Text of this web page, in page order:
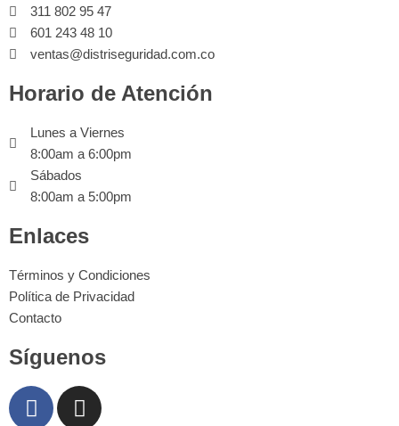
311 802 95 47
601 243 48 10
ventas@distriseguridad.com.co
Horario de Atención
Lunes a Viernes
8:00am a 6:00pm
Sábados
8:00am a 5:00pm
Enlaces
Términos y Condiciones
Política de Privacidad
Contacto
Síguenos